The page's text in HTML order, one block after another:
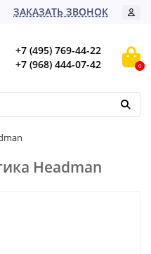
ЗАКАЗАТЬ ЗВОНОК
+7 (495) 769-44-22
+7 (968) 444-07-42
0
Headman